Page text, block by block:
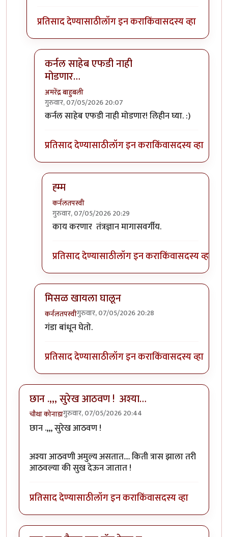
प्रतिसाद देण्यासाठीलॉग इन कराकिंवासदस्य व्हा
कर्नल साहेब एफडी नाही
मोडणार…
अमरेंद्र बाहुबली
गुरुवार, 07/05/2026 20:07
In reply toह्म्मbyराजेंद्र मेहेंदळे
कर्नल साहेब एफडी नाही मोडणार! लिहीन घ्या. :)
प्रतिसाद देण्यासाठीलॉग इन कराकिंवासदस्य व्हा
ह्म्म
कर्नलतपस्वी
गुरुवार, 07/05/2026 20:29
In reply toकर्नल साहेब एफडी नाही मोडणार…
काय करणार तंत्रज्ञान मागासवर्गीय.
प्रतिसाद देण्यासाठीलॉग इन कराकिंवासदस्य व्हा
मिसळ खायला घालून
कर्नलतपस्वीगुरुवार, 07/05/2026 20:28
In reply toह्म्म
गंडा बांधून घेतो.
प्रतिसाद देण्यासाठीलॉग इन कराकिंवासदस्य व्हा
छान .,,, सुरेख आठवण ! अश्या…
चौथा कोनाडागुरुवार, 07/05/2026 20:44
छान .,,, सुरेख आठवण !
अश्या आठवणी अमुल्य असतात.... किती त्रास झाला तरी
आठवल्या की सुख देऊन जातात !
प्रतिसाद देण्यासाठीलॉग इन कराकिंवासदस्य व्हा